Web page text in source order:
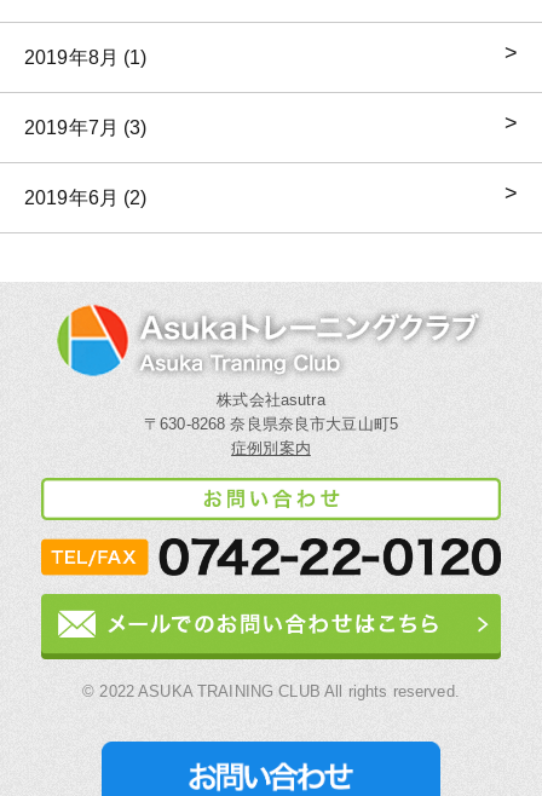
2019年8月 (1)
2019年7月 (3)
2019年6月 (2)
株式会社asutra
〒630-8268 奈良県奈良市大豆山町5
症例別案内
© 2022 ASUKA TRAINING CLUB All rights reserved.